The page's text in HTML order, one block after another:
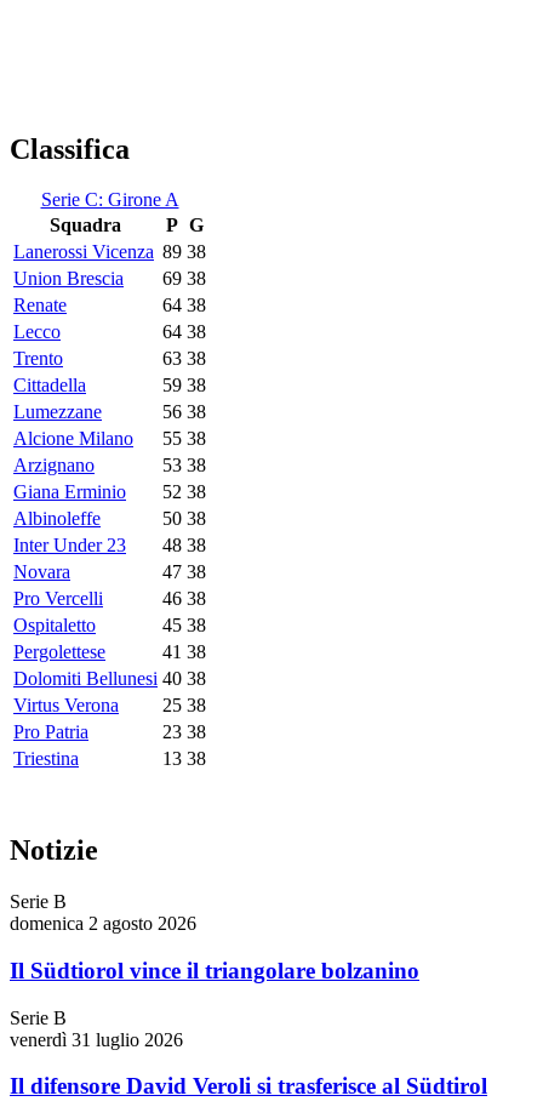
Classifica
Serie C: Girone A
Squadra
P G
Lanerossi Vicenza 89 38
Union Brescia
69 38
Renate
64 38
Lecco
64 38
Trento
63 38
Cittadella
59 38
Lumezzane
56 38
Alcione Milano
55 38
Arzignano
53 38
Giana Erminio
52 38
Albinoleffe
50 38
Inter Under 23
48 38
Novara
47 38
Pro Vercelli
46 38
Ospitaletto
45 38
Pergolettese
41 38
Dolomiti Bellunesi 40 38
Virtus Verona
25 38
Pro Patria
23 38
Triestina
13 38
Notizie
Serie B
domenica 2 agosto 2026
Il Südtiorol vince il triangolare bolzanino
Serie B
venerdì 31 luglio 2026
Il difensore David Veroli si trasferisce al Südtirol